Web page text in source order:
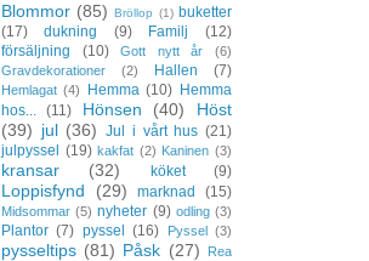
Blommor (85) Bröllop (1) buketter
(17)
dukning (9) Familj
(12)
försäljning
(10) Gott nytt år
(6)
Gravdekorationer
(2) Hallen (7)
Hemlagat (4) Hemma (10) Hemma
hos...
(11) Hönsen (40)
Höst
(39) jul (36) Jul i vårt hus (21)
julpyssel
(19) kakfat (2) Kaninen (3)
kransar (32) köket (9)
Loppisfynd (29) marknad (15)
Midsommar (5) nyheter (9) odling (3)
Plantor (7) pyssel (16) Pyssel (3)
pysseltips (81) Påsk (27)
Rea